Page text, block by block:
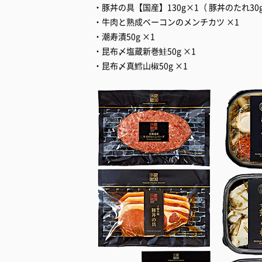
・豚丼の具【国産】130g×1（ 豚丼のたれ
・牛肉と熟成ベーコンのメンチカツ ×1
・潮寿漬50g ×1
・昆布〆塩蔵新巻鮭50g ×1
・昆布〆真鱈山椒50g ×1